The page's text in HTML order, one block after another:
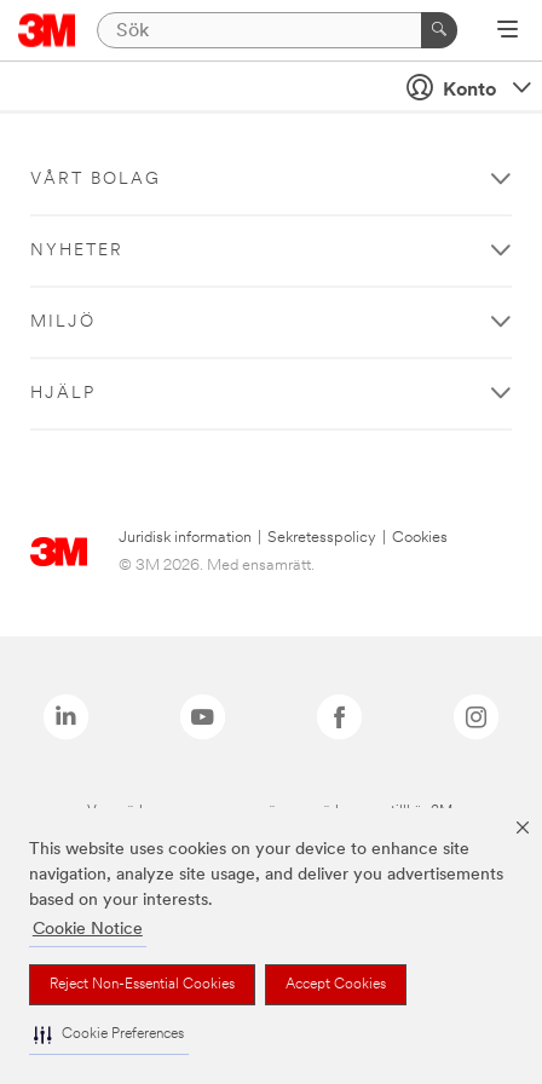
This website uses cookies on your device to enhance site
navigation, analyze site usage, and deliver you advertisements
based on your interests.
Cookie Notice
Reject Non-Essential Cookies Accept Cookies
Cookie Preferences
Konto
VÅRT BOLAG
NYHETER
MILJÖ
HJÄLP
Juridisk information Sekretesspolicy
Cookies
© 3M 2026. Med ensamrätt.
Varumärken som anges ovan är varumärken som tillhör 3M.